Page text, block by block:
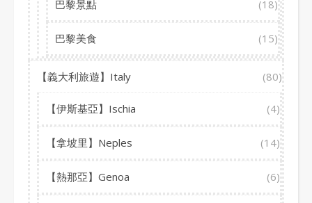
巴黎景點 (18)
巴黎美食 (15)
【義大利旅遊】Italy (80)
【伊斯基亞】Ischia (4)
【拿坡里】Neples (14)
【熱那亞】Genoa (6)